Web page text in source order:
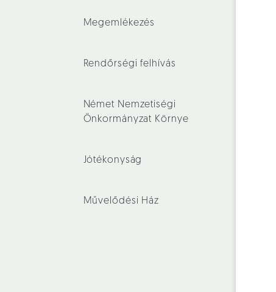
Megemlékezés
Rendőrségi felhívás
Német Nemzetiségi
Önkormányzat Környe
Jótékonyság
Művelődési Ház